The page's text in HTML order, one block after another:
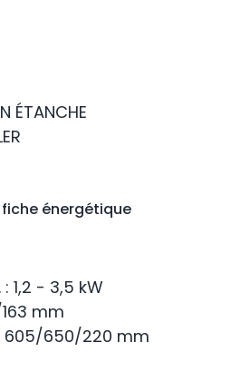
ÉTANCHE
énergétique
1,2 - 3,5 kW
mm
605/650/220 mm